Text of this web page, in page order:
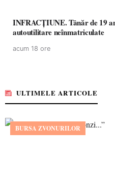
INFRACȚIUNE. Tânăr de 19
autoutilitare neînmatriculate
acum 18 ore
ULTIMELE ARTICOLE
BURSA ZVONURILOR